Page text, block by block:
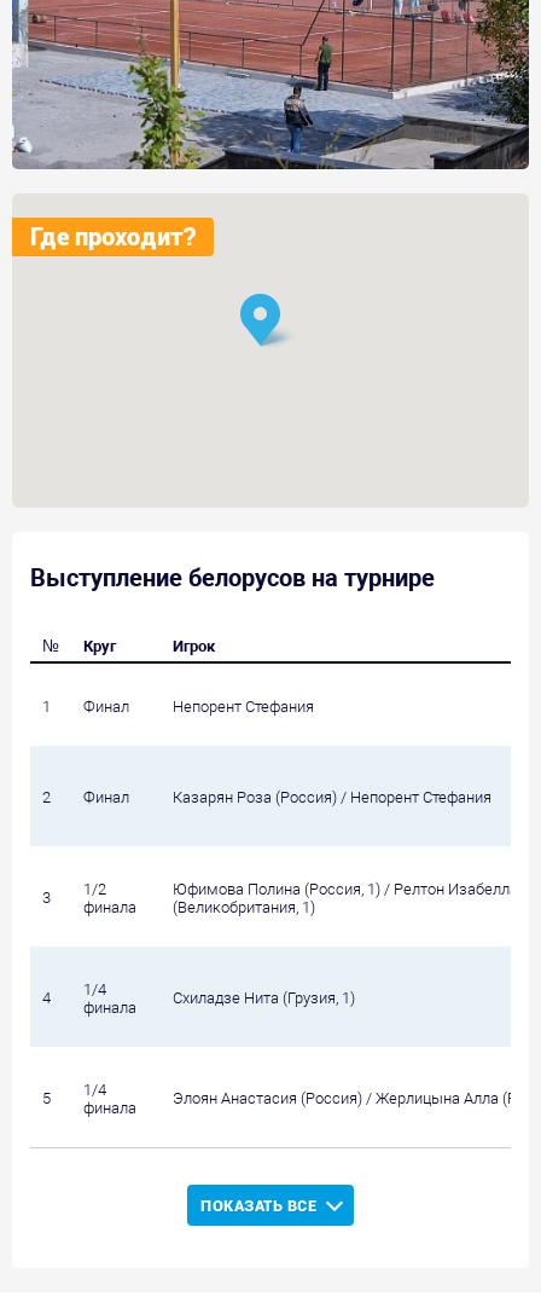
Где проходит?
Выступление белорусов на турнире
№ Круг Игрок
1 Финал Непорент Стефания
2 Финал Казарян Роза (Россия) / Непорент Стефания
3
1/2
финала
Юфимова Полина (Россия, 1) / Релтон Изабелла
(Великобритания, 1)
4
1/4
финала
Схиладзе Нита (Грузия, 1)
5
1/4
финала
Элоян Анастасия (Россия) / Жерлицына Алла
ПОКАЗАТЬ ВСЕ